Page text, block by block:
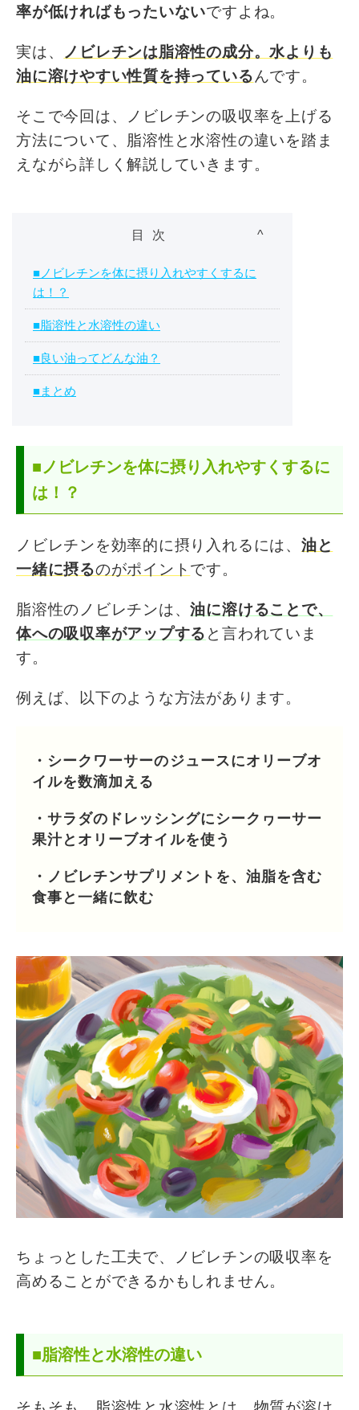
率が低ければもったいないですよね。
実は、
ノビレチンは脂溶性の成分。水よりも
油に溶けやすい性質を持っているんです。
そこで今回は、ノビレチンの吸収率を上げる
方法について、脂溶性と水溶性の違いを踏ま
えながら詳しく解説していきます。
目次
■ノビレチンを体に摂り入れやすくするに
は！？
■脂溶性と水溶性の違い
■良い油ってどんな油？
■まとめ
■ノビレチンを体に摂り入れやすくするに
は！？
ノビレチンを効率的に摂り入れるには、 油と
一緒に摂るのがポイント です。
脂溶性のノビレチンは、油に溶けることで、
体への吸収率がアップする と言われていま
す。
例えば、以下のような方法があります。
・シークワーサーのジュースにオリーブオ
イルを数滴加える
・サラダのドレッシングにシークヮーサー
果汁とオリーブオイルを使う
・ノビレチンサプリメントを、油脂を含む
食事と一緒に飲む
ちょっとした工夫で、ノビレチンの吸収率を
高めることができるかもしれません。
■脂溶性と水溶性の違い